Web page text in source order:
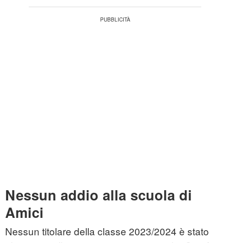
Nessun addio alla scuola di
Amici
Nessun titolare della classe 2023/2024 è stato